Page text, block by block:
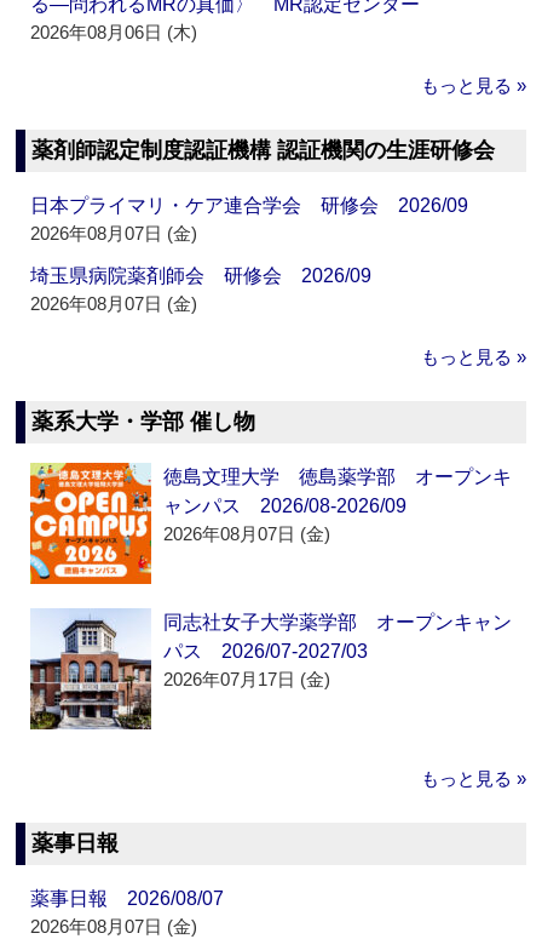
る―問われるMRの真価〉 MR認定センター
2026年08月06日 (木)
もっと見る »
薬剤師認定制度認証機構 認証機関の生涯研修会
日本プライマリ・ケア連合学会 研修会 2026/09
2026年08月07日 (金)
埼玉県病院薬剤師会 研修会 2026/09
2026年08月07日 (金)
もっと見る »
薬系大学・学部 催し物
徳島文理大学 徳島薬学部 オープンキ
ャンパス 2026/08-2026/09
2026年08月07日 (金)
同志社女子大学薬学部 オープンキャン
パス 2026/07-2027/03
2026年07月17日 (金)
もっと見る »
薬事日報
薬事日報 2026/08/07
2026年08月07日 (金)